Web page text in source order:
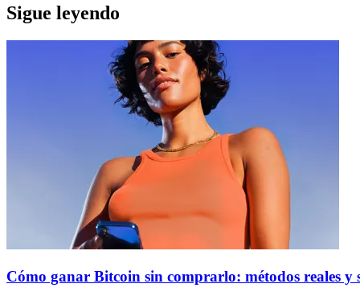
Sigue leyendo
Cómo ganar Bitcoin sin comprarlo: métodos reales y